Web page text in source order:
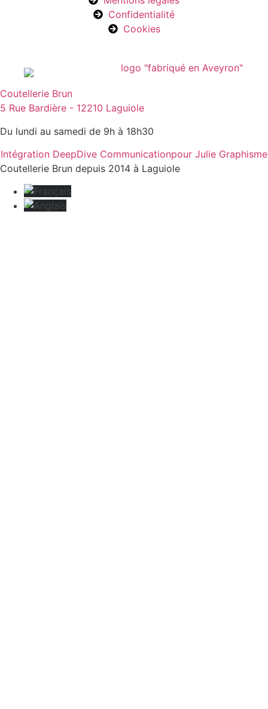
Confidentialité
Cookies
Coutellerie Brun
5 Rue Bardière - 12210 Laguiole
Du lundi au samedi de 9h à 18h30
Intégration DeepDive Communicationpour Julie Graphisme
Coutellerie Brun depuis 2014 à Laguiole